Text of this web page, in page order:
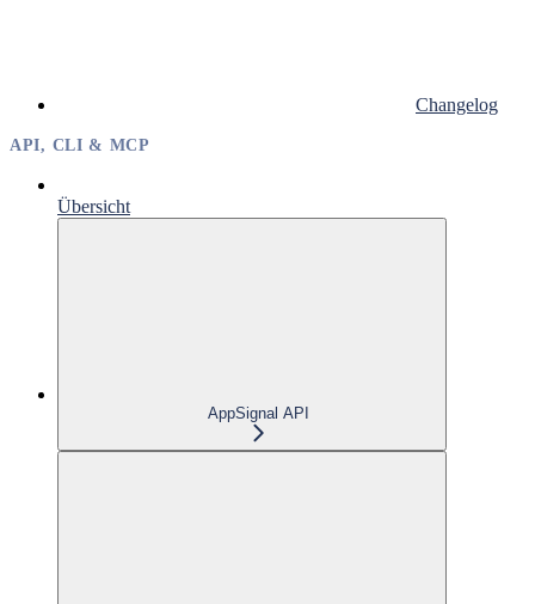
Changelog
API, CLI & MCP
Übersicht
AppSignal API